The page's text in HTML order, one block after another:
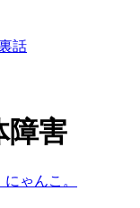
話
障害
ゃんこ。